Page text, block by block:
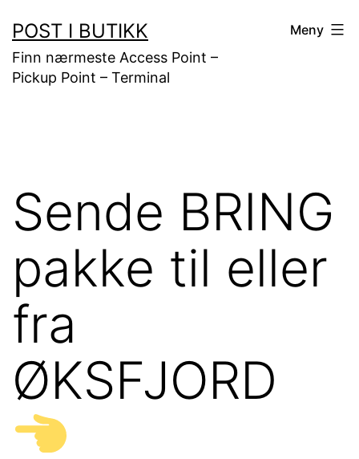
til
innhold
POST I BUTIKK
Finn nærmeste Access Point –
Pickup Point – Terminal
Meny
Sende BRING
pakke til eller
fra
ØKSFJORD